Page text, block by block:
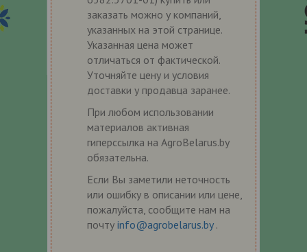
заказать можно у компаний,
указанных на этой странице.
Указанная цена может
отличаться от фактической.
Уточняйте цену и условия
доставки у продавца заранее.
При любом использовании
материалов активная
гиперссылка на AgroBelarus.by
обязательна.
Если Вы заметили неточность
или ошибку в описании или цене,
пожалуйста, сообщите нам на
почту info@agrobelarus.by .